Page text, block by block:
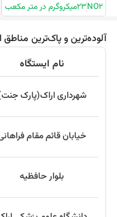
NO2
23میکروگرم در متر مکعب
آلوده‌ترین و پاک‌ترین مناطق
نام ایستگاه
شهرداری اراک(پارک
خیابان قائم مقام
بلوار حافظیه